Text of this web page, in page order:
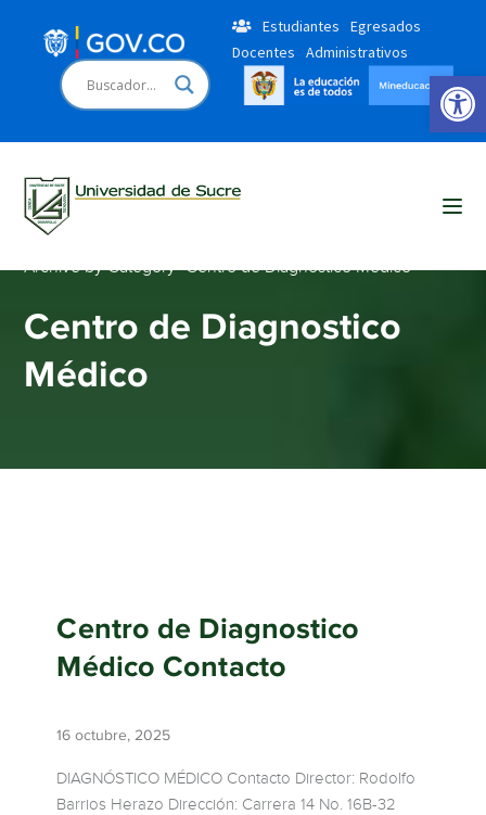
Estudiantes
Egresados
Docentes
Administrativos
Home
Archive by Category "Centro de Diagnostico Médico"
Centro de Diagnostico
Médico
Centro de Diagnostico
Médico Contacto
16 octubre, 2025
DIAGNÓSTICO MÉDICO Contacto Director: Rodolfo
Barrios Herazo Dirección: Carrera 14 No. 16B-32